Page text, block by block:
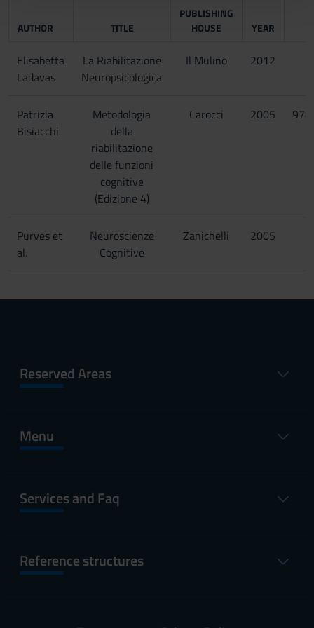
con altre informazioni che hai fornito loro o che hanno
raccolto dal tuo utilizzo dei loro servizi.
AUTHOR TITLE
PUBLISHING
HOUSE
YEAR
Elisabetta
Ladavas
La Riabilitazione
Neuropsicologica
Il Mulino 2012
Patrizia
Bisiacchi
Metodologia
della
riabilitazione
delle funzioni
cognitive
(Edizione 4)
Carocci 2005
Purves et
al.
Neuroscienze
Cognitive
Zanichelli 2005
Reserved Areas
Menu
Services and Faq
Reference structures